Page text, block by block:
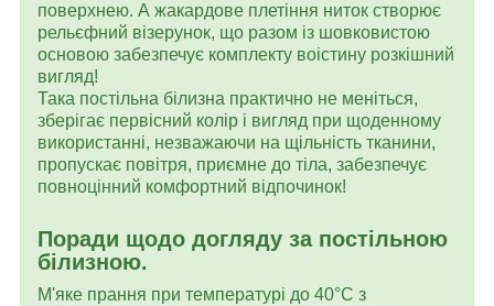
поверхнею. А жакардове плетіння ниток створює
рельєфний візерунок, що разом із шовковистою
основою забезпечує комплекту воістину розкішний
вигляд!
Така постільна білизна практично не меніться,
зберігає первісний колір і вигляд при щоденному
використанні, незважаючи на щільність тканини,
пропускає повітря, приємне до тіла, забезпечує
повноцінний комфортний відпочинок!
Поради щодо догляду за постільною
білизною.
М'яке прання при температурі до 40°C з